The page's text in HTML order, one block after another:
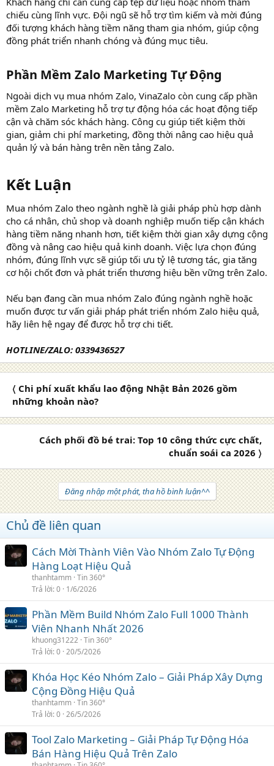
chiếu cùng lĩnh vực. Đội ngũ sẽ hỗ trợ tìm kiếm và mời đúng
đối tượng khách hàng tiềm năng tham gia nhóm, giúp cộng
đồng phát triển nhanh chóng và đúng mục tiêu.
Phần Mềm Zalo Marketing Tự Động​
Ngoài dịch vụ mua nhóm Zalo, VinaZalo còn cung cấp phần
mềm Zalo Marketing hỗ trợ tự động hóa các hoạt động tiếp
cận và chăm sóc khách hàng. Công cụ giúp tiết kiệm thời
gian, giảm chi phí marketing, đồng thời nâng cao hiệu quả
quản lý và bán hàng trên nền tảng Zalo.
Kết Luận​
Mua nhóm Zalo theo ngành nghề là giải pháp phù hợp dành
cho cá nhân, chủ shop và doanh nghiệp muốn tiếp cận khách
hàng tiềm năng nhanh hơn, tiết kiệm thời gian xây dựng cộng
đồng và nâng cao hiệu quả kinh doanh. Việc lựa chọn đúng
nhóm, đúng lĩnh vực sẽ giúp tối ưu tỷ lệ tương tác, gia tăng
cơ hội chốt đơn và phát triển thương hiệu bền vững trên Zalo.
Nếu bạn đang cần mua nhóm Zalo đúng ngành nghề hoặc
muốn được tư vấn giải pháp phát triển nhóm Zalo hiệu quả,
hãy liên hệ ngay để được hỗ trợ chi tiết.
HOTLINE/ZALO: 0339436527
〈 Chi phí xuất khẩu lao động Nhật Bản 2026 gồm
những khoản nào?
Cách phối đồ bé trai: Top 10 công thức cực chất,
chuẩn soái ca 2026 〉
Đăng nhập một phát, tha hồ bình luận^^
Chủ đề liên quan
Cách Mời Thành Viên Vào Nhóm Zalo Tự Động
Hàng Loạt Hiệu Quả
thanhtamm Tin 360°
Trả lời 0 1/6/2026
Phần Mềm Build Nhóm Zalo Full 1000 Thành
Viên Nhanh Nhất 2026
khuong31222 Tin 360°
Trả lời 0 20/5/2026
Khóa Học Kéo Nhóm Zalo – Giải Pháp Xây Dựng
Cộng Đồng Hiệu Quả
thanhtamm Tin 360°
Trả lời 0 26/5/2026
Tool Zalo Marketing – Giải Pháp Tự Động Hóa
Bán Hàng Hiệu Quả Trên Zalo